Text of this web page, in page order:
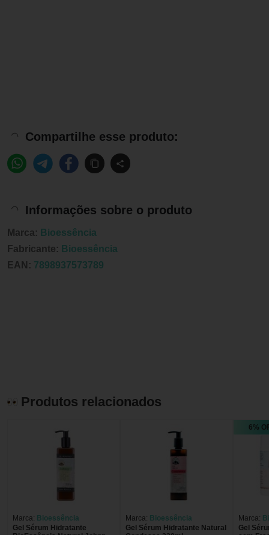
Compartilhe esse produto:
Informações sobre o produto
Marca: Bioessência
Fabricante: Bioessência
EAN: 7898937573789
Produtos relacionados
Marca: Bioessência
Gel Sérum Hidratante
Marca: Bioessência
Gel Sérum Hidratante Natural
6%
Marca:
Gel